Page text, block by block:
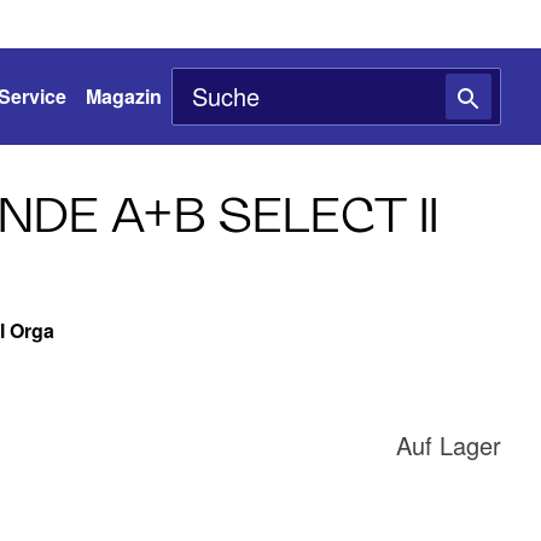
Magazin
A+B SELECT II
Orga
Auf Lager